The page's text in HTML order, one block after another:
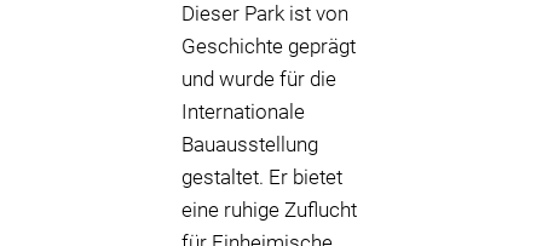
Dieser Park ist von
Geschichte geprägt
und wurde für die
Internationale
Bauausstellung
gestaltet. Er bietet
eine ruhige Zuflucht